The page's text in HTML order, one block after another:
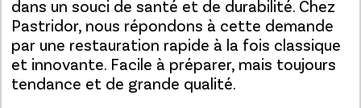
dans un souci de santé et de durabilité. Chez
Pastridor, nous répondons à cette demande
par une restauration rapide à la fois classique
et innovante. Facile à préparer, mais toujours
tendance et de grande qualité.